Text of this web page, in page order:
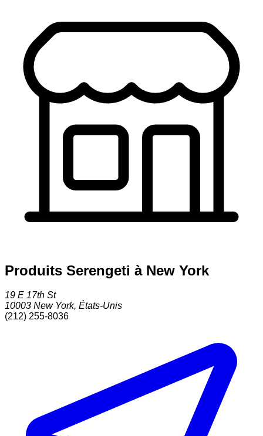
Produits Serengeti à New York
19 E 17th St
10003 New York, États-Unis
(212) 255-8036